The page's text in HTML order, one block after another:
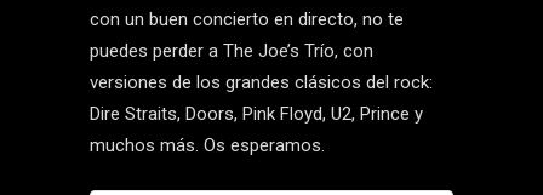
con un buen concierto en directo, no te
puedes perder a The Joe’s Trío, con
versiones de los grandes clásicos del rock:
Dire Straits, Doors, Pink Floyd, U2, Prince y
muchos más. Os esperamos.